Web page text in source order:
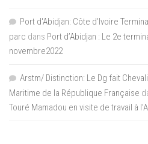
Port d'Abidjan: Côte d’Ivoire
parc dans Port d’Abidjan : Le 2e
novembre2022
Arstm/ Distinction: Le Dg fait
Maritime de la République Française
Touré Mamadou en visite de travail à